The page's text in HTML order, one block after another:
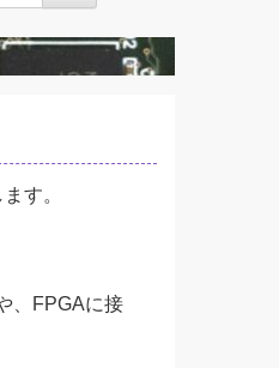
す。
、FPGAに接